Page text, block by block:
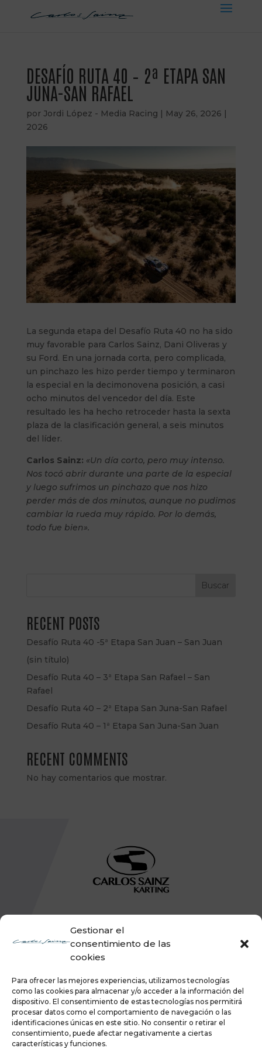
Gestionar el
consentimiento de las
cookies
Para ofrecer las mejores experiencias, utilizamos tecnologías
como las cookies para almacenar y/o acceder a la información del
dispositivo. El consentimiento de estas tecnologías nos permitirá
procesar datos como el comportamiento de navegación o las
identificaciones únicas en este sitio. No consentir o retirar el
consentimiento, puede afectar negativamente a ciertas
características y funciones.
DESAFÍO RUTA 40 – 2ª ETAPA SAN
JUNA-SAN RAFAEL
por Jordi López - Media Racing | May 26, 2026 |
2026
La segunda etapa del Desafío Ruta 40 no ha sido
muy favorable para Carlos Sainz, Dani Oliveras y
su Ford. En una jornada corta, pero complicada,
un pinchazo les hizo perder tiempo y terminaron
la especial en la decimonovena posición, a casi
ocho minutos del vencedor del día. Este
resultado les ha hecho retroceder hasta la sexta
plaza de la clasificación general, a seis minutos
del líder.
Carlos Sainz: «Un día corto, pero muy intenso.
Nos tocó abrir durante una parte de la especial
y luego sufrimos un pinchazo que nos hizo
perder más de dos minutos, aunque no pudimos
cambiar la rueda muy rápido. Por lo demás,
todo fue bien».
Buscar
RECENT POSTS
Desafío Ruta 40 -5ª Etapa San Juan – San Juan
(sin título)
Desafío Ruta 40 – 3ª Etapa San Rafael – San
Rafael
Desafío Ruta 40 – 2ª Etapa San Juna-San Rafael
Desafío Ruta 40 – 1ª Etapa San Juna-San Juan
RECENT COMMENTS
No hay comentarios que mostrar.